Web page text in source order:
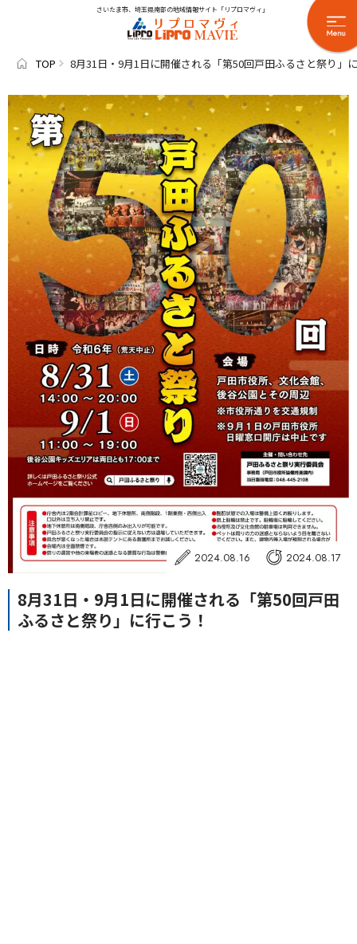
さいたま市、埼玉県南部の地域情報サイト「リプロマヴィ」
TOP 8月31日・9月1日に開催される「第50回戸田ふるさと祭り」
2024.08.16 2024.08.17
8月31日・9月1日に開催される「第50回戸田
ふるさと祭り」に行こう！